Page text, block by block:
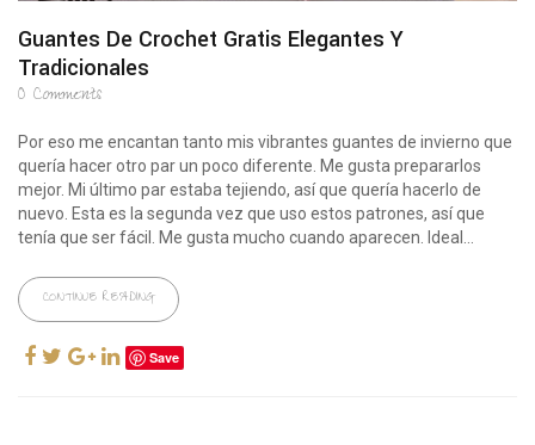
Guantes De Crochet Gratis Elegantes Y
Tradicionales
0 Comments
Por eso me encantan tanto mis vibrantes guantes de invierno que
quería hacer otro par un poco diferente. Me gusta prepararlos
mejor. Mi último par estaba tejiendo, así que quería hacerlo de
nuevo. Esta es la segunda vez que uso estos patrones, así que
tenía que ser fácil. Me gusta mucho cuando aparecen. Ideal...
CONTINUE READING
Save